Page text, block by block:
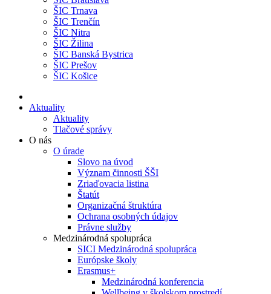
ŠIC Trnava
ŠIC Trenčín
ŠIC Nitra
ŠIC Žilina
ŠIC Banská Bystrica
ŠIC Prešov
ŠIC Košice
Aktuality
Aktuality
Tlačové správy
O nás
O úrade
Slovo na úvod
Význam činnosti ŠŠI
Zriaďovacia listina
Štatút
Organizačná štruktúra
Ochrana osobných údajov
Právne služby
Medzinárodná spolupráca
SICI Medzinárodná spolupráca
Európske školy
Erasmus+
Medzinárodná konferencia